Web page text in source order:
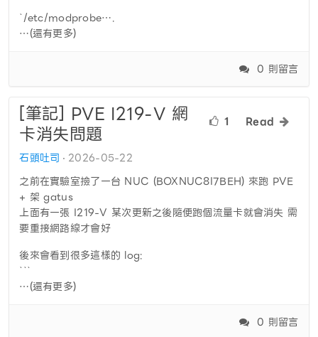
`/etc/modprobe….
…(還有更多)
0 則留言
1 Read
[筆記] PVE I219-V 網
卡消失問題
石頭吐司
2026-05-22
之前在實驗室撿了一台 NUC (BOXNUC8I7BEH) 來跑 PVE
+ 架 gatus
上面有一張 I219-V 某次更新之後隨便跑個流量卡就會消失 需
要重接網路線才會好
後來會看到很多這樣的 log:
```
…(還有更多)
0 則留言